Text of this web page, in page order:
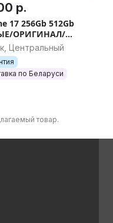
р.
17 256Gb 512Gb
ОРИГИНАЛ/
ПОДАРКИ
Центральный
по Беларуси
товар.